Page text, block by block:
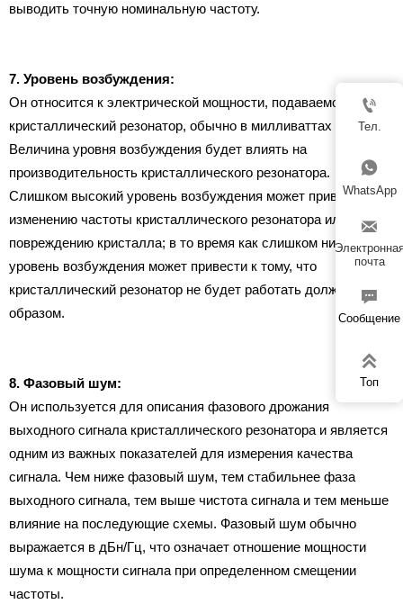
выводить точную номинальную частоту.
7. Уровень возбуждения:
Он относится к электрической мощности, подаваемой на
кристаллический резонатор, обычно в милливаттах (мВт).
Величина уровня возбуждения будет влиять на
производительность кристаллического резонатора.
Слишком высокий уровень возбуждения может привести к
изменению частоты кристаллического резонатора или даже
повреждению кристалла; в то время как слишком низкий
уровень возбуждения может привести к тому, что
кристаллический резонатор не будет работать должным
образом.
8. Фазовый шум:
Он используется для описания фазового дрожания
выходного сигнала кристаллического резонатора и является
одним из важных показателей для измерения качества
сигнала. Чем ниже фазовый шум, тем стабильнее фаза
выходного сигнала, тем выше чистота сигнала и тем меньше
влияние на последующие схемы. Фазовый шум обычно
выражается в дБн/Гц, что означает отношение мощности
шума к мощности сигнала при определенном смещении
частоты.

Тел.

WhatsApp

почта

Сообщение

Топ